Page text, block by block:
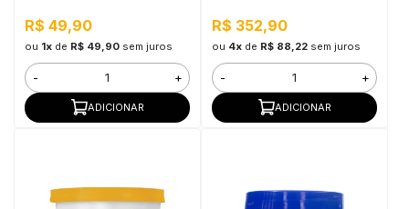
R$ 49,90
ou 1xde R$ 49,90 sem juros
- +
ADICIONAR
R$ 352,90
ou 4xde R$ 88,22 sem juros
- +
ADICIONAR